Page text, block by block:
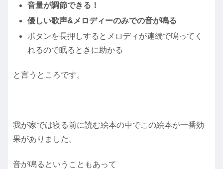
音量が調節できる！
優しい歌声&メロディーのみでの音が鳴る
ボタンを長押しするとメロディが連続で鳴ってく
れるので眠るときに助かる
と言うところです。
我が家では寝る前に読む絵本の中でこの絵本が一番効
果がありました。
音が鳴るということもあって